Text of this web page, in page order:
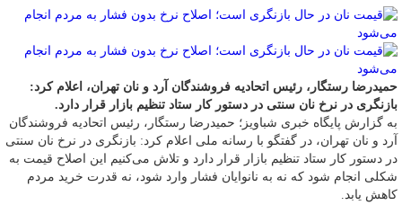
حمیدرضا رستگار، رئیس اتحادیه فروشندگان آرد و نان تهران، اعلام کرد:
بازنگری در نرخ نان سنتی در دستور کار ستاد تنظیم بازار قرار دارد.
به گزارش پایگاه خبری شباویز؛ حمیدرضا رستگار، رئیس اتحادیه فروشندگان
آرد و نان تهران، در گفتگو با رسانه ملی اعلام کرد: بازنگری در نرخ نان سنتی
در دستور کار ستاد تنظیم بازار قرار دارد و تلاش می‌کنیم این اصلاح قیمت به
شکلی انجام شود که نه به نانوایان فشار وارد شود، نه قدرت خرید مردم
کاهش یابد.